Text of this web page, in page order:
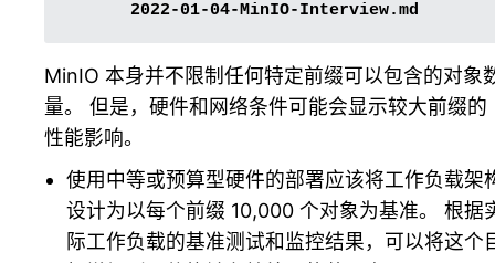
MinIO 本身并不限制任何特定前缀可以包含的对象
量。 但是，硬件和网络条件可能会显示较大前缀的
性能影响。
使用中等或预算型硬件的部署应该将工作负载架
设计为以每个前缀 10,000 个对象为基准。 根据
际工作负载的基准测试和监控结果，可以将这个